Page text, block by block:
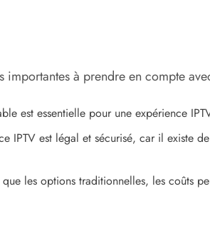
à prendre en compte
est essentielle pour une expérience
IPTV est légal et sécurisé, car il
les options traditionnelles, les coûts